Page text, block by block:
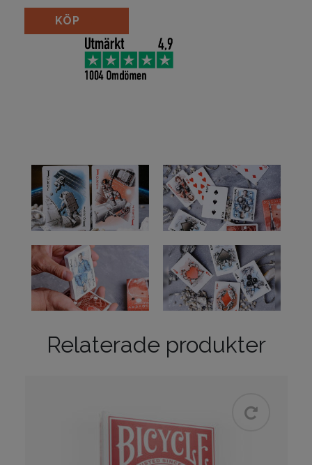
Discovery Final Frontier mängd
KÖP
Relaterade produkter